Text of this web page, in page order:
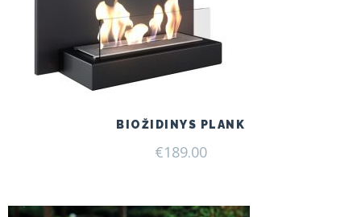
BIOŽIDINYS PLANK
€189.00